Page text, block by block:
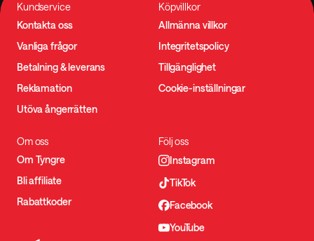
Kundservice
Kontakta oss
Vanliga frågor
Betalning & leverans
Reklamation
Utöva ångerrätten
Köpvillkor
Allmänna villkor
Integritetspolicy
Tillgänglighet
Cookie-inställningar
Om oss
Om Tyngre
Bli affiliate
Rabattkoder
Följ oss
Instagram
TikTok
Facebook
YouTube